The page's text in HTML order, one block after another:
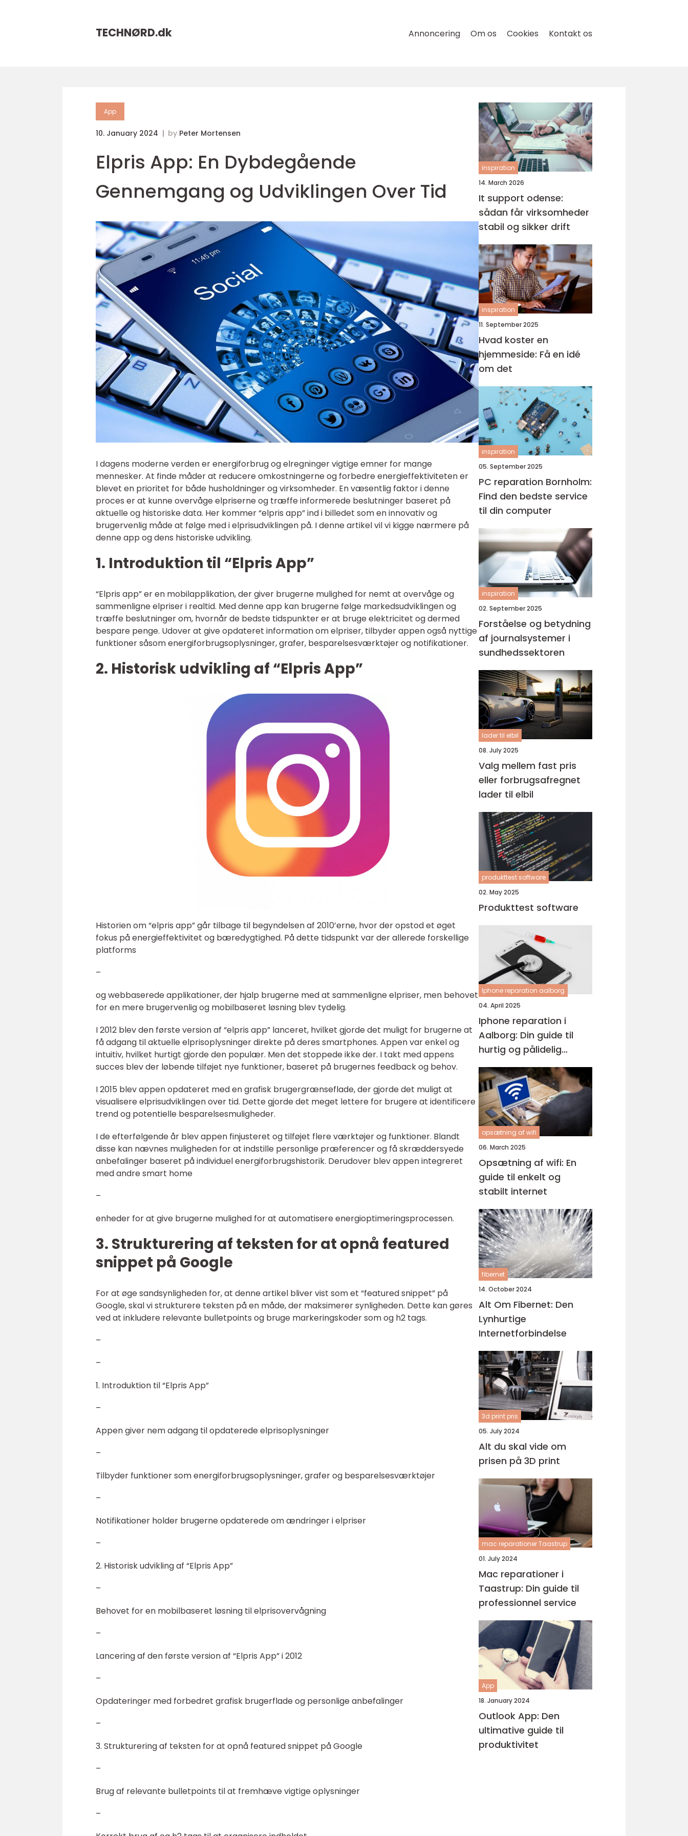
TECHNØRD.dk Annoncering Om os Cookies Kontakt os
App
10. January 2024 by Peter Mortensen
Elpris App: En Dybdegående
Gennemgang og Udviklingen Over Tid
I dagens moderne verden er energiforbrug og elregninger vigtige emner for mange
mennesker. At finde måder at reducere omkostningerne og forbedre energieffektiviteten er
blevet en prioritet for både husholdninger og virksomheder. En væsentlig faktor i denne
proces er at kunne overvåge elpriserne og træffe informerede beslutninger baseret på
aktuelle og historiske data. Her kommer “elpris app” ind i billedet som en innovativ og
brugervenlig måde at følge med i elprisudviklingen på. I denne artikel vil vi kigge nærmere på
denne app og dens historiske udvikling.
1. Introduktion til “Elpris App”
“Elpris app” er en mobilapplikation, der giver brugerne mulighed for nemt at overvåge og
sammenligne elpriser i realtid. Med denne app kan brugerne følge markedsudviklingen og
træffe beslutninger om, hvornår de bedste tidspunkter er at bruge elektricitet og dermed
bespare penge. Udover at give opdateret information om elpriser, tilbyder appen også nyttige
funktioner såsom energiforbrugsoplysninger, grafer, besparelsesværktøjer og notifikationer.
2. Historisk udvikling af “Elpris App”
Historien om “elpris app” går tilbage til begyndelsen af 2010’erne, hvor der opstod et øget
fokus på energieffektivitet og bæredygtighed. På dette tidspunkt var der allerede forskellige
platforms
–
og webbaserede applikationer, der hjalp brugerne med at sammenligne elpriser, men behovet
for en mere brugervenlig og mobilbaseret løsning blev tydelig.
I 2012 blev den første version af “elpris app” lanceret, hvilket gjorde det muligt for brugerne at
få adgang til aktuelle elprisoplysninger direkte på deres smartphones. Appen var enkel og
intuitiv, hvilket hurtigt gjorde den populær. Men det stoppede ikke der. I takt med appens
succes blev der løbende tilføjet nye funktioner, baseret på brugernes feedback og behov.
I 2015 blev appen opdateret med en grafisk brugergrænseflade, der gjorde det muligt at
visualisere elprisudviklingen over tid. Dette gjorde det meget lettere for brugere at identificere
trend og potentielle besparelsesmuligheder.
I de efterfølgende år blev appen finjusteret og tilføjet flere værktøjer og funktioner. Blandt
disse kan nævnes muligheden for at indstille personlige præferencer og få skræddersyede
anbefalinger baseret på individuel energiforbrugshistorik. Derudover blev appen integreret
med andre smart home
–
enheder for at give brugerne mulighed for at automatisere energioptimeringsprocessen.
3. Strukturering af teksten for at opnå featured
snippet på Google
For at øge sandsynligheden for, at denne artikel bliver vist som et “featured snippet” på
Google, skal vi strukturere teksten på en måde, der maksimerer synligheden. Dette kan gøres
ved at inkludere relevante bulletpoints og bruge markeringskoder som og h2 tags.
–
–
1. Introduktion til “Elpris App”
–
Appen giver nem adgang til opdaterede elprisoplysninger
–
Tilbyder funktioner som energiforbrugsoplysninger, grafer og besparelsesværktøjer
–
Notifikationer holder brugerne opdaterede om ændringer i elpriser
–
2. Historisk udvikling af “Elpris App”
–
Behovet for en mobilbaseret løsning til elprisovervågning
–
Lancering af den første version af “Elpris App” i 2012
–
Opdateringer med forbedret grafisk brugerflade og personlige anbefalinger
–
3. Strukturering af teksten for at opnå featured snippet på Google
–
Brug af relevante bulletpoints til at fremhæve vigtige oplysninger
–
inspiration
14. March 2026
It support odense:
sådan får virksomheder
stabil og sikker drift
inspiration
11. September 2025
Hvad koster en
hjemmeside: Få en idé
om det
inspiration
05. September 2025
PC reparation Bornholm:
Find den bedste service
til din computer
inspiration
02. September 2025
Forståelse og betydning
af journalsystemer i
sundhedssektoren
lader til elbil
08. July 2025
Valg mellem fast pris
eller forbrugsafregnet
lader til elbil
produkttest software
02. May 2025
Produkttest software
Iphone reparation aalborg
04. April 2025
Iphone reparation i
Aalborg: Din guide til
hurtig og pålidelig
service
opsætning af wifi
06. March 2025
Opsætning af wifi: En
guide til enkelt og
stabilt internet
fibernet
14. October 2024
Alt Om Fibernet: Den
Lynhurtige
Internetforbindelse
3d print pris
05. July 2024
Alt du skal vide om
prisen på 3D print
mac reparationer Taastrup
01. July 2024
Mac reparationer i
Taastrup: Din guide til
professionnel service
App
18. January 2024
Outlook App: Den
ultimative guide til
produktivitet